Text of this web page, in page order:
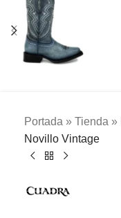
Portada » Tienda »
Novillo Vintage